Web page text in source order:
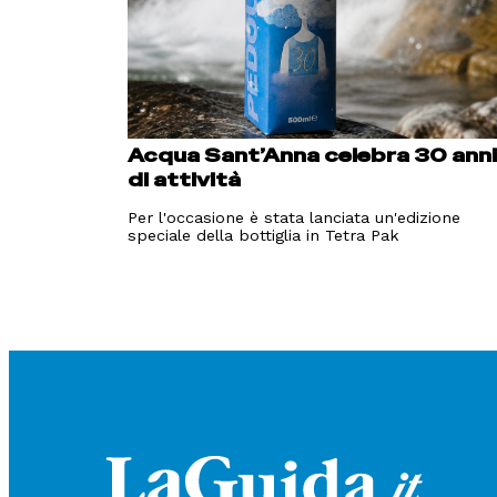
Acqua Sant’Anna celebra 30 anni
di attività
Per l'occasione è stata lanciata un'edizione
speciale della bottiglia in Tetra Pak